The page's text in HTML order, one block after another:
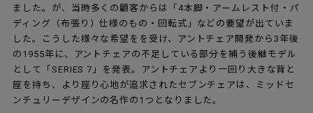
ました。が、当時多くの顧客からは「4本脚・アームレスト付・パ
ディング（布張り）仕様のもの・回転式」などの要望が出ていま
した。こうした様々な希望をを受け、アントチェア開発から3年後
の1955年に、アントチェアの不足している部分を補う後継モデル
として「SERIES 7」を発表。アントチェアより一回り大きな背と
座を持ち、より座り心地が追求されたセブンチェアは、ミッドセ
ンチュリーデザインの名作の1つとなりました。